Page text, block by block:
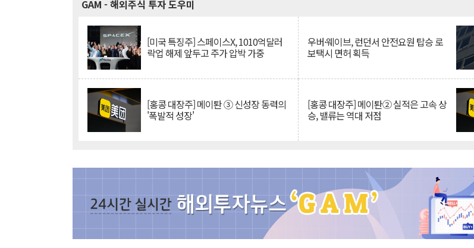
GAM - 해외주식 투자 도우미
[미국 특징주] 스페이스X, 1010억달러
락업 해제 앞두고 주가 압박 가중
우버·웨이브, 런던서 안전요원 탑승 로
보택시 면허 획득
[홍콩 대장주] 메이퇀 ③ 신성장 동력의
'폭발적 성장'
[홍콩 대장주] 메이퇀② 실적은 고속 상
승, 밸류는 역대 저점